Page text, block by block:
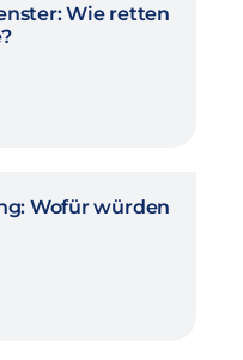
Wie retten
Wofür würden